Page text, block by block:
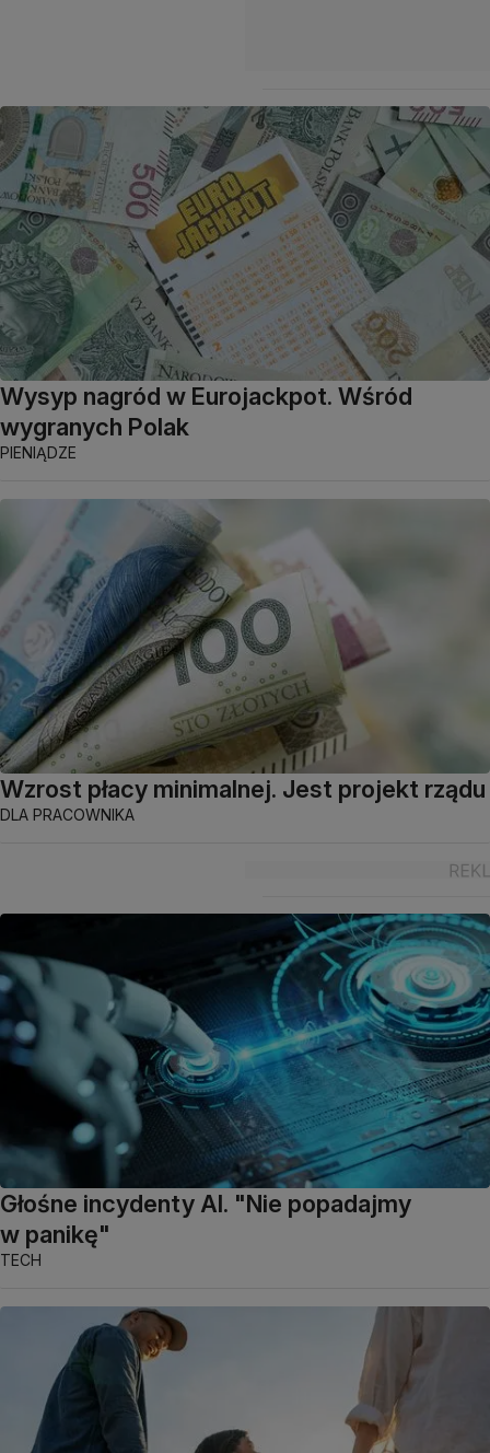
Wysyp nagród w Eurojackpot. Wśród
wygranych Polak
PIENIĄDZE
Wzrost płacy minimalnej. Jest projekt rządu
DLA PRACOWNIKA
Głośne incydenty AI. "Nie popadajmy
w panikę"
TECH